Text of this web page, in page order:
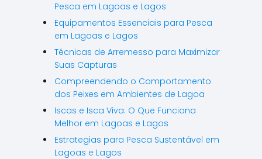
Pesca em Lagoas e Lagos
Equipamentos Essenciais para Pesca
em Lagoas e Lagos
Técnicas de Arremesso para Maximizar
Suas Capturas
Compreendendo o Comportamento
dos Peixes em Ambientes de Lagoa
Iscas e Isca Viva: O Que Funciona
Melhor em Lagoas e Lagos
Estrategias para Pesca Sustentável em
Lagoas e Lagos